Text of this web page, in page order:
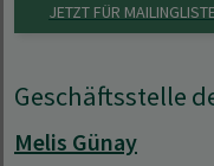
JETZT FÜR
Geschäftsstelle
Melis Günay